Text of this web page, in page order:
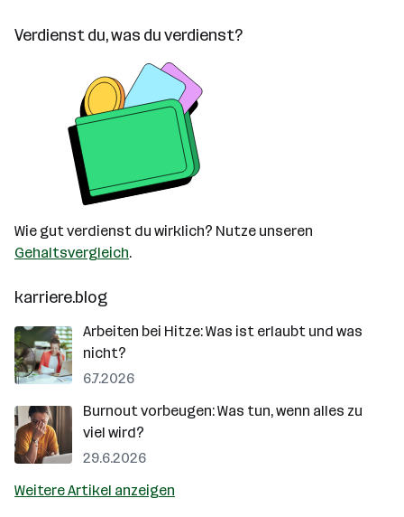
Verdienst du, was du verdienst?
Wie gut verdienst du wirklich? Nutze unseren
Gehaltsvergleich.
karriere.blog
Arbeiten bei Hitze: Was ist erlaubt und was
nicht?
6.7.2026
Burnout vorbeugen: Was tun, wenn alles zu
viel wird?
29.6.2026
Weitere Artikel anzeigen